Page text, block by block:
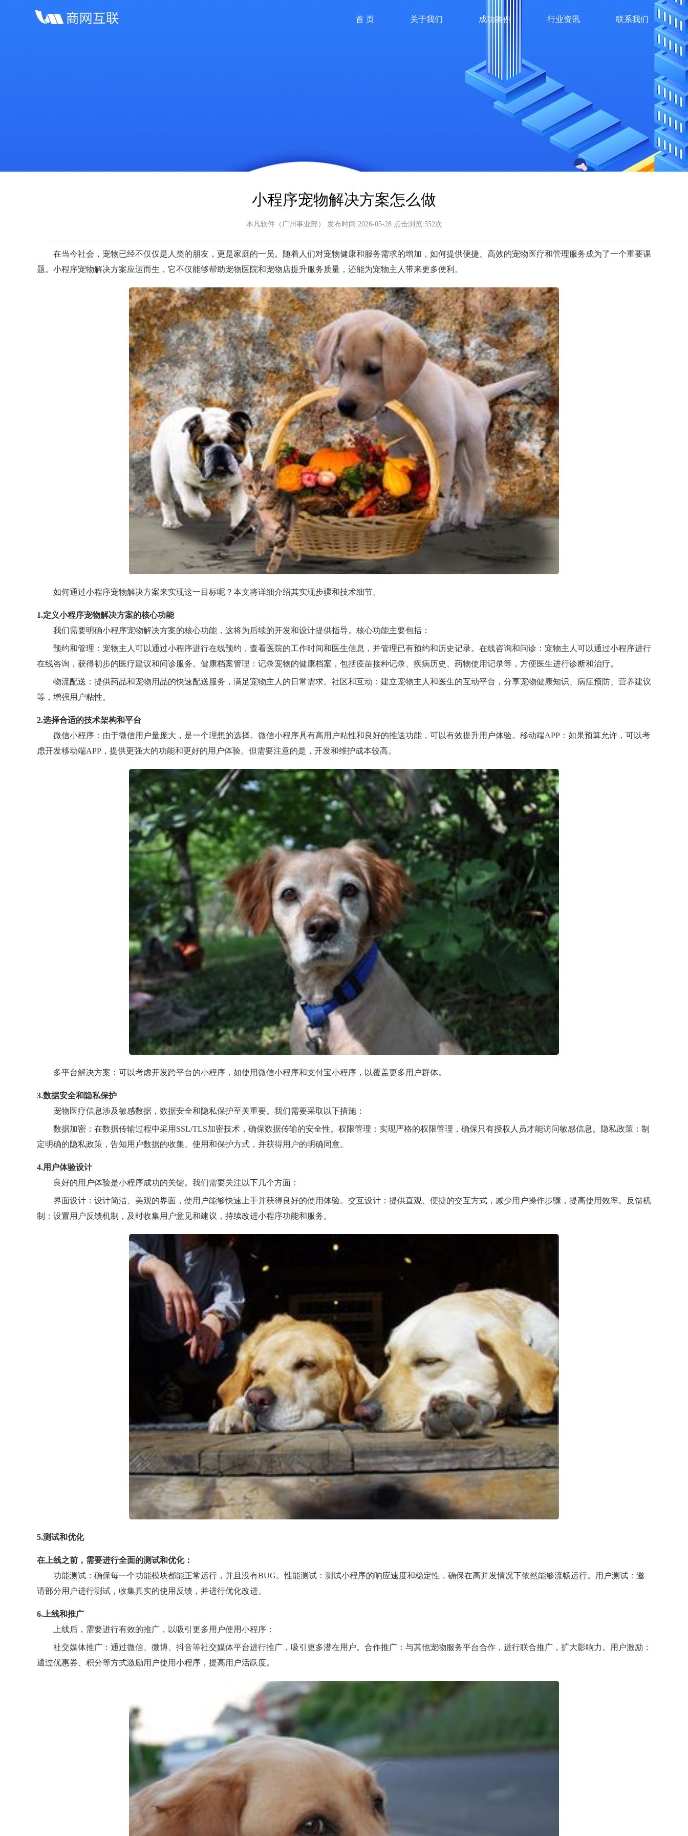
首 页 关于我们 成功案例 行业资讯 联系我们
小程序宠物解决方案怎么做
本凡软件（广州事业部） 发布时间:2026-05-28 点击浏览:552次
在当今社会，宠物已经不仅仅是人类的朋友，更是家庭的一员。随着人们对宠物健康和服务需求的增加，如何提供便捷、高效的宠物医疗和管理服务成为了一个重要课
题。小程序宠物解决方案应运而生，它不仅能够帮助宠物医院和宠物店提升服务质量，还能为宠物主人带来更多便利。
如何通过小程序宠物解决方案来实现这一目标呢？本文将详细介绍其实现步骤和技术细节。
1.定义小程序宠物解决方案的核心功能
我们需要明确小程序宠物解决方案的核心功能，这将为后续的开发和设计提供指导。核心功能主要包括：
预约和管理：宠物主人可以通过小程序进行在线预约，查看医院的工作时间和医生信息，并管理已有预约和历史记录。在线咨询和问诊：宠物主人可以通过小程序进行
在线咨询，获得初步的医疗建议和问诊服务。健康档案管理：记录宠物的健康档案，包括疫苗接种记录、疾病历史、药物使用记录等，方便医生进行诊断和治疗。
物流配送：提供药品和宠物用品的快速配送服务，满足宠物主人的日常需求。社区和互动：建立宠物主人和医生的互动平台，分享宠物健康知识、病症预防、营养建议
等，增强用户粘性。
2.选择合适的技术架构和平台
微信小程序：由于微信用户量庞大，是一个理想的选择。微信小程序具有高用户粘性和良好的推送功能，可以有效提升用户体验。移动端APP：如果预算允许，可以考
虑开发移动端APP，提供更强大的功能和更好的用户体验。但需要注意的是，开发和维护成本较高。
多平台解决方案：可以考虑开发跨平台的小程序，如使用微信小程序和支付宝小程序，以覆盖更多用户群体。
3.数据安全和隐私保护
宠物医疗信息涉及敏感数据，数据安全和隐私保护至关重要。我们需要采取以下措施：
数据加密：在数据传输过程中采用SSL/TLS加密技术，确保数据传输的安全性。权限管理：实现严格的权限管理，确保只有授权人员才能访问敏感信息。隐私政策：制
定明确的隐私政策，告知用户数据的收集、使用和保护方式，并获得用户的明确同意。
4.用户体验设计
良好的用户体验是小程序成功的关键。我们需要关注以下几个方面：
界面设计：设计简洁、美观的界面，使用户能够快速上手并获得良好的使用体验。交互设计：提供直观、便捷的交互方式，减少用户操作步骤，提高使用效率。反馈机
制：设置用户反馈机制，及时收集用户意见和建议，持续改进小程序功能和服务。
5.测试和优化
在上线之前，需要进行全面的测试和优化：
功能测试：确保每一个功能模块都能正常运行，并且没有BUG。性能测试：测试小程序的响应速度和稳定性，确保在高并发情况下依然能够流畅运行。用户测试：邀
请部分用户进行测试，收集真实的使用反馈，并进行优化改进。
6.上线和推广
上线后，需要进行有效的推广，以吸引更多用户使用小程序：
社交媒体推广：通过微信、微博、抖音等社交媒体平台进行推广，吸引更多潜在用户。合作推广：与其他宠物服务平台合作，进行联合推广，扩大影响力。用户激励：
通过优惠券、积分等方式激励用户使用小程序，提高用户活跃度。